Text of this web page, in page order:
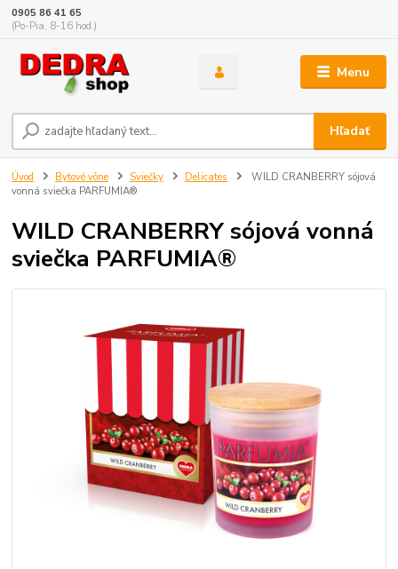
Menu
Hľadať
0905 86 41 65
(Po-Pia, 8-16 hod.)
Úvod Bytové vône Sviečky Delicates
WILD CRANBERRY sójová
vonná sviečka PARFUMIA®
WILD CRANBERRY sójová vonná
sviečka PARFUMIA®